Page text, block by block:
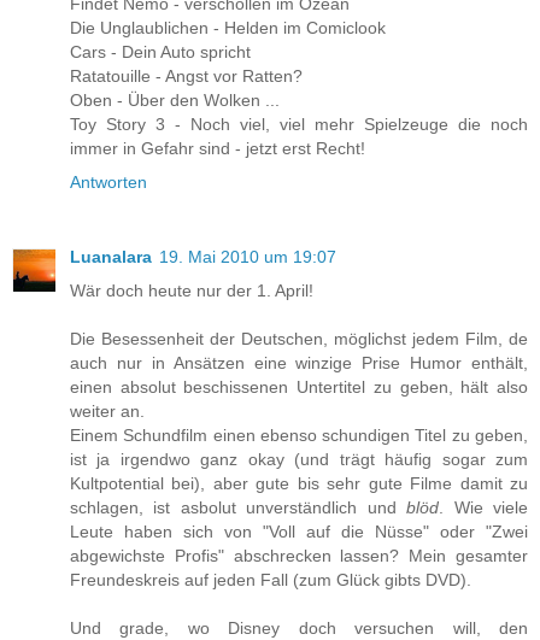
Findet Nemo - verschollen im Ozean
Die Unglaublichen - Helden im Comiclook
Cars - Dein Auto spricht
Ratatouille - Angst vor Ratten?
Oben - Über den Wolken ...
Toy Story 3 - Noch viel, viel mehr Spielzeuge die noch
immer in Gefahr sind - jetzt erst Recht!
Antworten
Luanalara 19. Mai 2010 um 19:07
Wär doch heute nur der 1. April!
Die Besessenheit der Deutschen, möglichst jedem Film, de
auch nur in Ansätzen eine winzige Prise Humor enthält,
einen absolut beschissenen Untertitel zu geben, hält also
weiter an.
Einem Schundfilm einen ebenso schundigen Titel zu geben,
ist ja irgendwo ganz okay (und trägt häufig sogar zum
Kultpotential bei), aber gute bis sehr gute Filme damit zu
schlagen, ist asbolut unverständlich undblöd. Wie viele
Leute haben sich von "Voll auf die Nüsse" oder "Zwei
abgewichste Profis" abschrecken lassen? Mein gesamter
Freundeskreis auf jeden Fall (zum Glück gibts DVD).
Und grade, wo Disney doch versuchen will, den